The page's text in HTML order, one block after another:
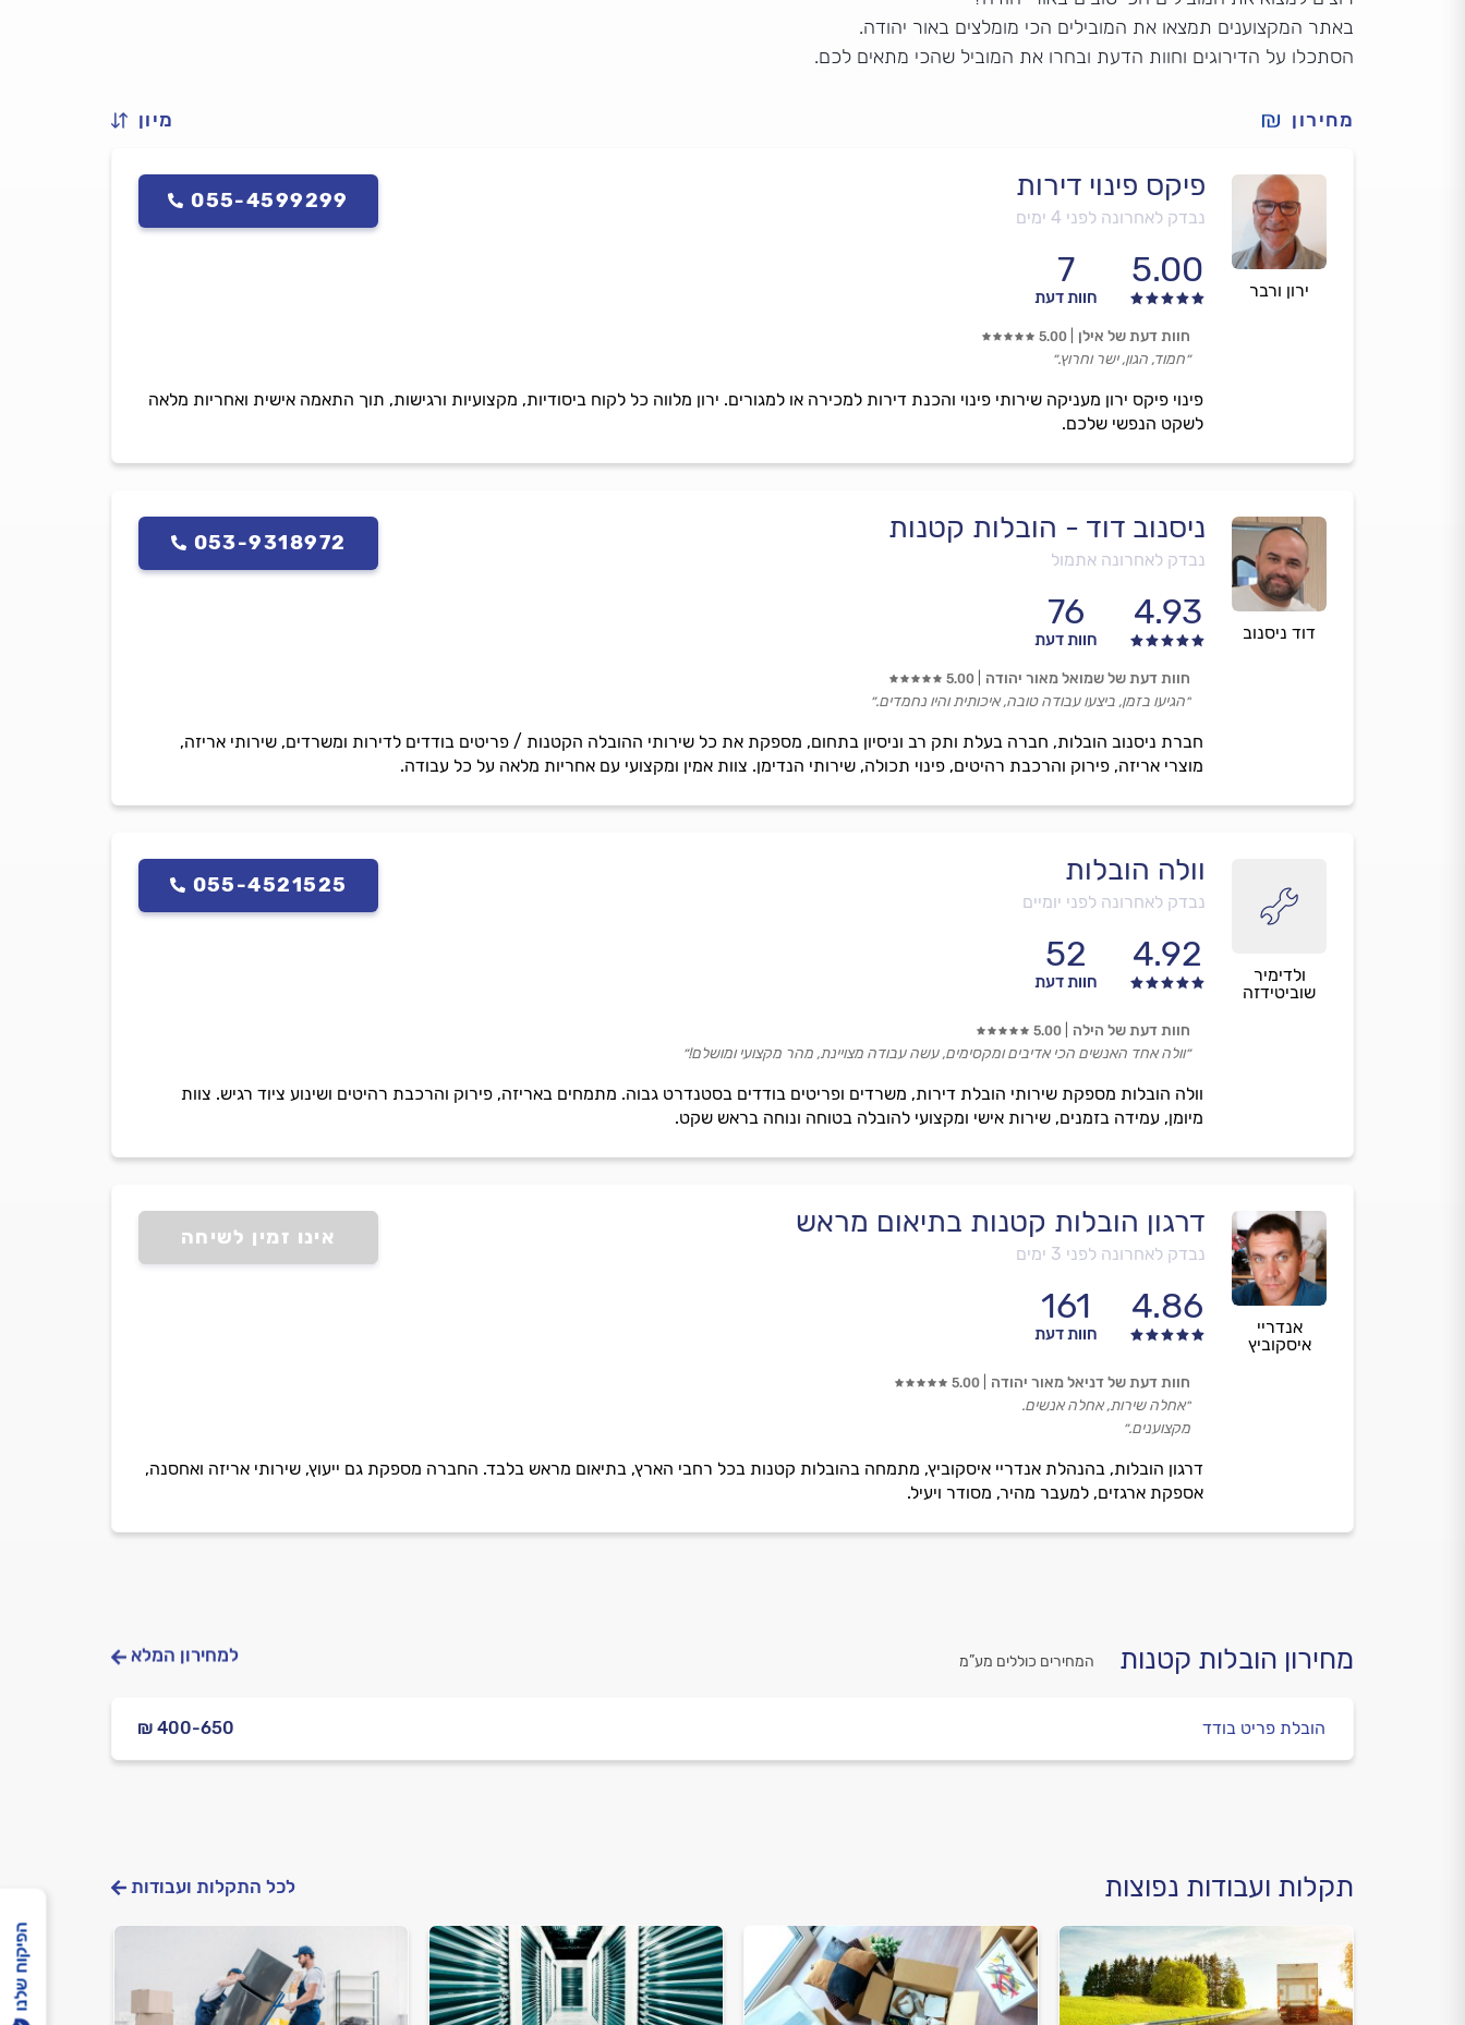
באתר המקצוענים תמצאו את המובילים הכי מומלצים באור יהודה.
הסתכלו על הדירוגים וחוות הדעת ובחרו את המוביל שהכי מתאים לכם.
מחירון מיון
ירון ורבר
פיקס פינוי דירות
נבדק לאחרונה לפני 4 ימים
5.00
7
חוות דעת
055-4599299
פינוי פיקס ירון מעניקה שירותי פינוי והכנת דירות למכירה או למגורים. ירון מלווה כל לקוח ביסודיות, מקצועיות ורגישות, תוך התאמה אישית ואחריות מלאה
לשקט הנפשי שלכם.
חוות דעת של אילן 5.00
״חמוד, הגון, ישר וחרוץ.״
דוד ניסנוב
ניסנוב דוד - הובלות קטנות
נבדק לאחרונה אתמול
4.93
76
חוות דעת
053-9318972
חברת ניסנוב הובלות, חברה בעלת ותק רב וניסיון בתחום, מספקת את כל שירותי ההובלה הקטנות / פריטים בודדים לדירות ומשרדים, שירותי אריזה,
מוצרי אריזה, פירוק והרכבת רהיטים, פינוי תכולה, שירותי הנדימן. צוות אמין ומקצועי עם אחריות מלאה על כל עבודה.
חוות דעת של שמואל מאור יהודה 5.00
״הגיעו בזמן, ביצעו עבודה טובה, איכותית והיו נחמדים.״
ולדימיר
שוביטידזה
וולה הובלות
נבדק לאחרונה לפני יומיים
4.92
52
חוות דעת
055-4521525
וולה הובלות מספקת שירותי הובלת דירות, משרדים ופריטים בודדים בסטנדרט גבוה. מתמחים באריזה, פירוק והרכבת רהיטים ושינוע ציוד רגיש. צוות
מיומן, עמידה בזמנים, שירות אישי ומקצועי להובלה בטוחה ונוחה בראש שקט.
חוות דעת של הילה 5.00
״וולה אחד האנשים הכי אדיבים ומקסימים, עשה עבודה מצויינת, מהר מקצועי ומושלם!״
אנדריי
איסקוביץ
דרגון הובלות קטנות בתיאום מראש
נבדק לאחרונה לפני 3 ימים
4.86
161
חוות דעת
אינו זמין לשיחה
דרגון הובלות, בהנהלת אנדריי איסקוביץ, מתמחה בהובלות קטנות בכל רחבי הארץ, בתיאום מראש בלבד. החברה מספקת גם ייעוץ, שירותי אריזה ואחסנה,
אספקת ארגזים, למעבר מהיר, מסודר ויעיל.
חוות דעת של דניאל מאור יהודה 5.00
״אחלה שירות, אחלה אנשים.
מקצוענים.״
מחירון הובלות קטנות המחירים כוללים מע”מ למחירון המלא
₪ 400-650 הובלת פריט בודד
תקלות ועבודות נפוצות לכל התקלות ועבודות
הפיקוח שלנו